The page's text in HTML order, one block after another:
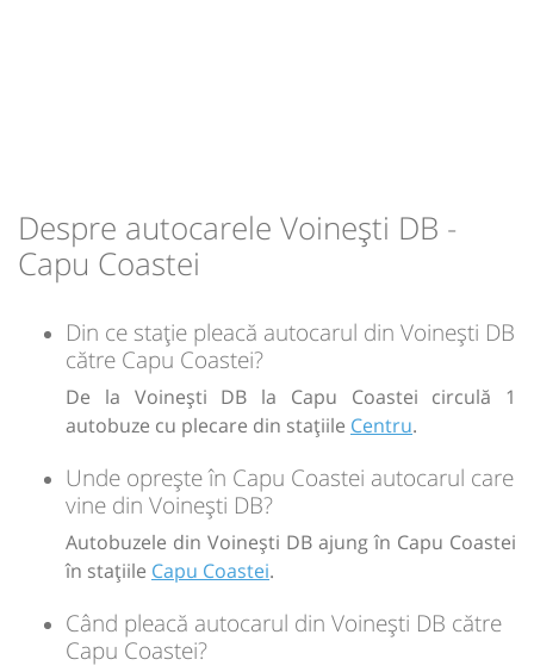
-
Sursa:GRUP ATYC SRL | Ultima actualizare:
Despre autocarele Voinești DB -
Capu Coastei
Din ce stație pleacă autocarul din Voinești DB
către Capu Coastei?
De la Voinești DB la Capu Coastei circulă 1
autobuze cu plecare din stațiile Centru.
Unde oprește în Capu Coastei autocarul care
vine din Voinești DB?
Autobuzele din Voinești DB ajung în Capu Coastei
în stațiile Capu Coastei.
Când pleacă autocarul din Voinești DB către
Capu Coastei?